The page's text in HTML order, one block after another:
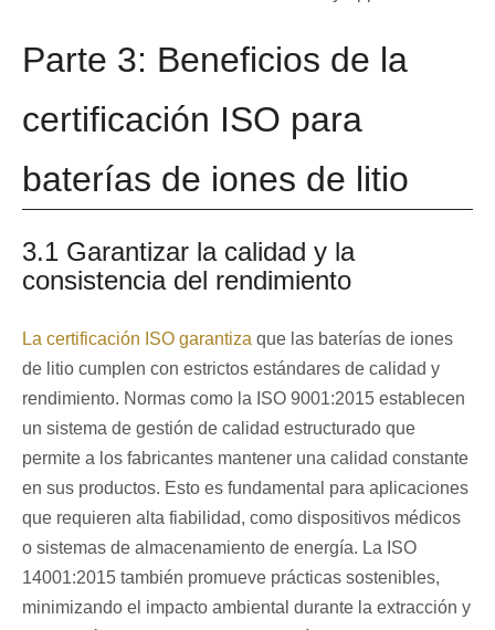
Parte 3: Beneficios de la
certificación ISO para
baterías de iones de litio
3.1 Garantizar la calidad y la
consistencia del rendimiento
La certificación ISO garantiza que las baterías de iones
de litio cumplen con estrictos estándares de calidad y
rendimiento. Normas como la ISO 9001:2015 establecen
un sistema de gestión de calidad estructurado que
permite a los fabricantes mantener una calidad constante
en sus productos. Esto es fundamental para aplicaciones
que requieren alta fiabilidad, como dispositivos médicos
o sistemas de almacenamiento de energía. La ISO
14001:2015 también promueve prácticas sostenibles,
minimizando el impacto ambiental durante la extracción y